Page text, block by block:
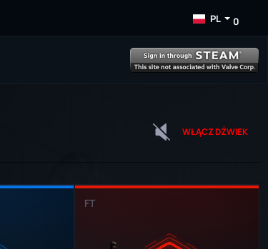
PL 0
WŁĄCZ DŹWIEK
FT